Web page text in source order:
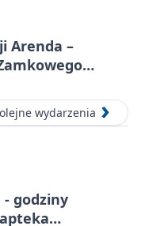
Arenda –
wydarzenia
godziny